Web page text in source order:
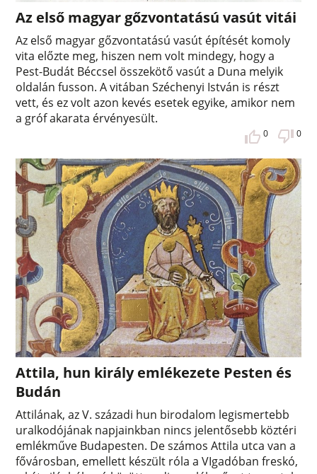
Az első magyar gőzvontatású vasút vitái
Az első magyar gőzvontatású vasút építését komoly
vita előzte meg, hiszen nem volt mindegy, hogy a
Pest-Budát Béccsel összekötő vasút a Duna melyik
oldalán fusson. A vitában Széchenyi István is részt
vett, és ez volt azon kevés esetek egyike, amikor nem
a gróf akarata érvényesült.
0 0
Attila, hun király emlékezete Pesten és
Budán
Attilának, az V. századi hun birodalom legismertebb
uralkodójának napjainkban nincs jelentősebb köztéri
emlékműve Budapesten. De számos Attila utca van a
fővárosban, emellett készült róla a VIgadóban freskó,